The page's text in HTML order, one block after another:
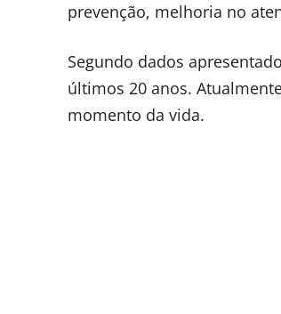
prevenção, melhoria no
Segundo dados
últimos 20 anos.
momento da vida.